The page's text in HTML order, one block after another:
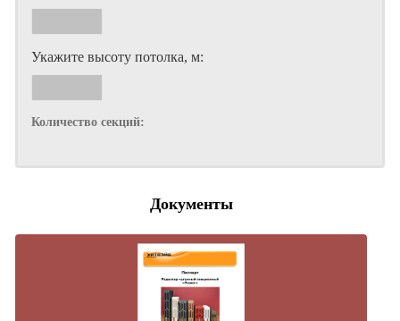
Укажите высоту потолка, м:
Количество секций:
Документы